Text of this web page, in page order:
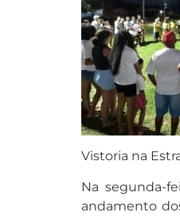
Vistoria na
Na segunda-
andamento